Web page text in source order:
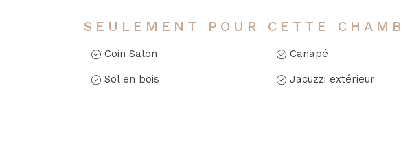
SEULEMENT POUR CETTE
Coin Salon Canapé
Sol en bois Jacuzzi extérieur